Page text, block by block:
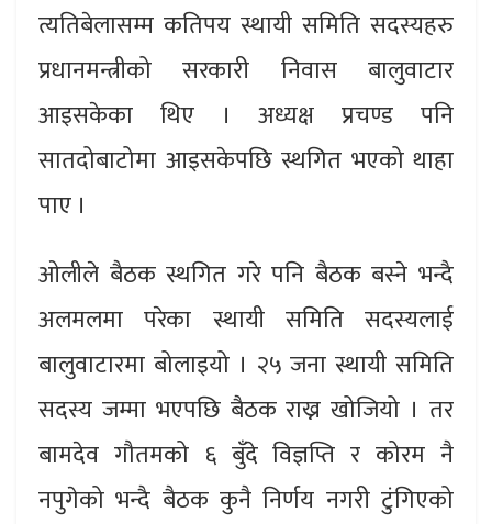
त्यतिबेलासम्म कतिपय स्थायी समिति सदस्यहरु
प्रधानमन्त्रीको सरकारी निवास बालुवाटार
आइसकेका थिए । अध्यक्ष प्रचण्ड पनि
सातदोबाटोमा आइसकेपछि स्थगित भएको थाहा
पाए ।
ओलीले बैठक स्थगित गरे पनि बैठक बस्ने भन्दै
अलमलमा परेका स्थायी समिति सदस्यलाई
बालुवाटारमा बोलाइयो । २५ जना स्थायी समिति
सदस्य जम्मा भएपछि बैठक राख्न खोजियो । तर
बामदेव गौतमको ६ बुँदे विज्ञप्ति र कोरम नै
नपुगेको भन्दै बैठक कुनै निर्णय नगरी टुंगिएको